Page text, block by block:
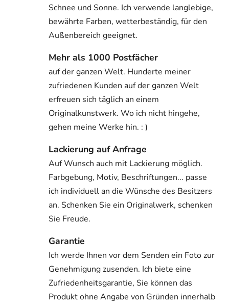
Schnee und Sonne. Ich verwende langlebige,
bewährte Farben, wetterbeständig, für den
Außenbereich geeignet.
Mehr als 1000 Postfächer
auf der ganzen Welt. Hunderte meiner
zufriedenen Kunden auf der ganzen Welt
erfreuen sich täglich an einem
Originalkunstwerk. Wo ich nicht hingehe,
gehen meine Werke hin. : )
Lackierung auf Anfrage
Auf Wunsch auch mit Lackierung möglich.
Farbgebung, Motiv, Beschriftungen... passe
ich individuell an die Wünsche des Besitzers
an. Schenken Sie ein Originalwerk, schenken
Sie Freude.
Garantie
Ich werde Ihnen vor dem Senden ein Foto zur
Genehmigung zusenden. Ich biete eine
Zufriedenheitsgarantie, Sie können das
Produkt ohne Angabe von Gründen innerhalb